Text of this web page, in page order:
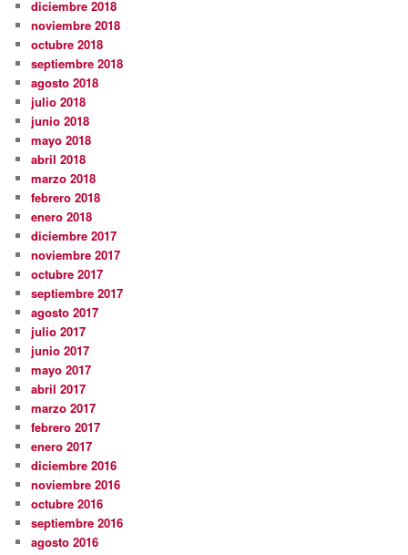
diciembre 2018
noviembre 2018
octubre 2018
septiembre 2018
agosto 2018
julio 2018
junio 2018
mayo 2018
abril 2018
marzo 2018
febrero 2018
enero 2018
diciembre 2017
noviembre 2017
octubre 2017
septiembre 2017
agosto 2017
julio 2017
junio 2017
mayo 2017
abril 2017
marzo 2017
febrero 2017
enero 2017
diciembre 2016
noviembre 2016
octubre 2016
septiembre 2016
agosto 2016